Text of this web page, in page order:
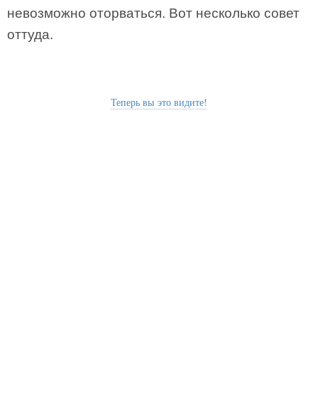
невозможно оторваться. Вот несколько совет
оттуда.
Теперь вы это видите!